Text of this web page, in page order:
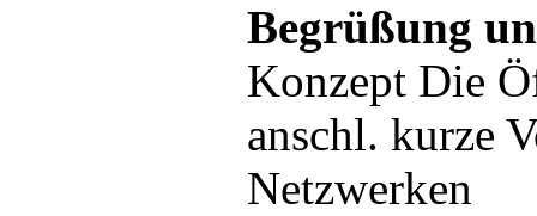
Begrüßung
Konzept Die
anschl. kurze
Netzwerken